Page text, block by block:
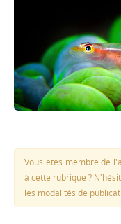
Vous êtes membre de
à cette rubrique ?
les modalités de